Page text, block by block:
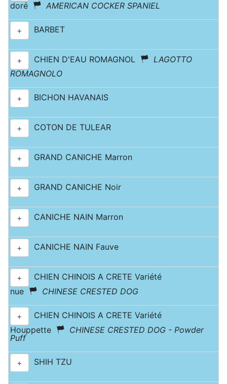
doré
AMERICAN COCKER SPANIEL
+ BARBET
+ CHIEN D'EAU ROMAGNOL
LAGOTTO
ROMAGNOLO
+ BICHON HAVANAIS
+ COTON DE TULEAR
+ GRAND CANICHE Marron
+ GRAND CANICHE Noir
+ CANICHE NAIN Marron
+ CANICHE NAIN Fauve
+
CHIEN CHINOIS A CRETE Variété
nue
CHINESE CRESTED DOG
+
CHIEN CHINOIS A CRETE Variété
Houppette
CHINESE CRESTED DOG - Powder
Puff
+ SHIH TZU